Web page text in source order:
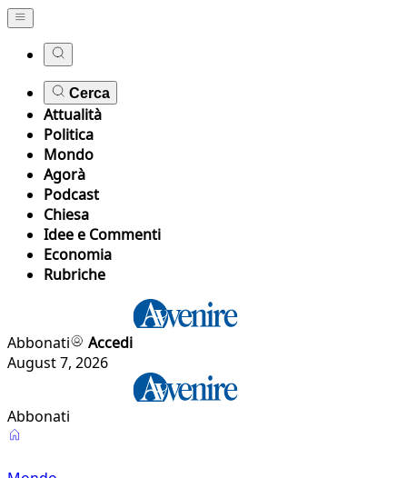
Cerca
Attualità
Politica
Mondo
Agorà
Podcast
Chiesa
Idee e Commenti
Economia
Rubriche
Abbonati
Accedi
August 7, 2026
Abbonati